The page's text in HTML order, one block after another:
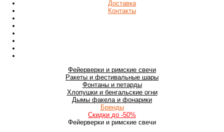
Доставка
Контакты
Фейерверки и римские свечи
Ракеты и фестивальные шары
Фонтаны и петарды
Хлопушки и бенгальские огни
Дымы факела и фонарики
Бренды
Скидки до -50%
Фейерверки и римские свечи